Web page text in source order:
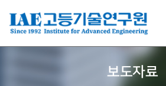
보도자료